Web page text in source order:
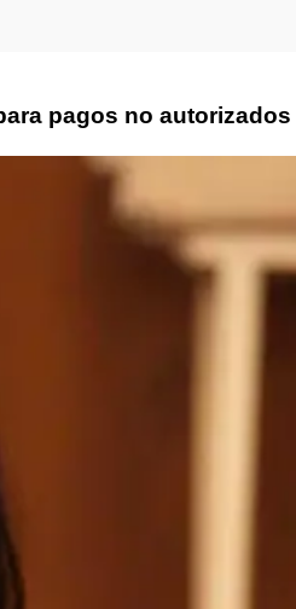
pagos no autorizados